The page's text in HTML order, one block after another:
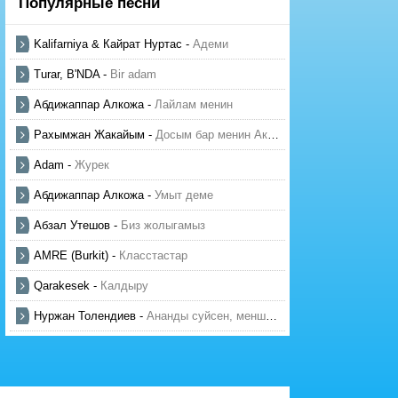
Kalifarniya & Кайрат Нуртас - Адеми
Turar, B'NDA- Bir adam
Абдижаппар Алкожа- Лайлам менин
Рахымжан Жакайым - Досым бар менин Актауда
Adam - Журек
Абдижаппар Алкожа- Умыт деме
Абзал Утешов - Биз жолыгамыз
AMRE (Burkit) - Класстастар
Qarakesek - Калдыру
Нуржан Толендиев - Ананды суйсен, менше суй